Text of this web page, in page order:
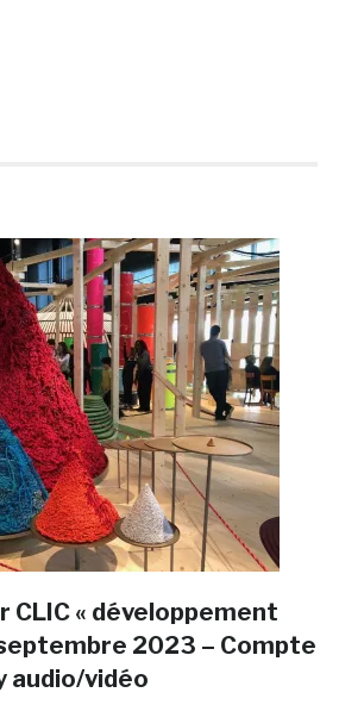
CLIC « développement
2023 – Compte
audio/vidéo